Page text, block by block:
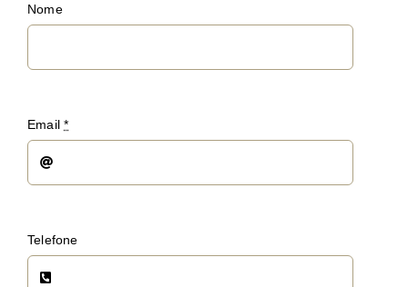
Nome
Email*
Telefone